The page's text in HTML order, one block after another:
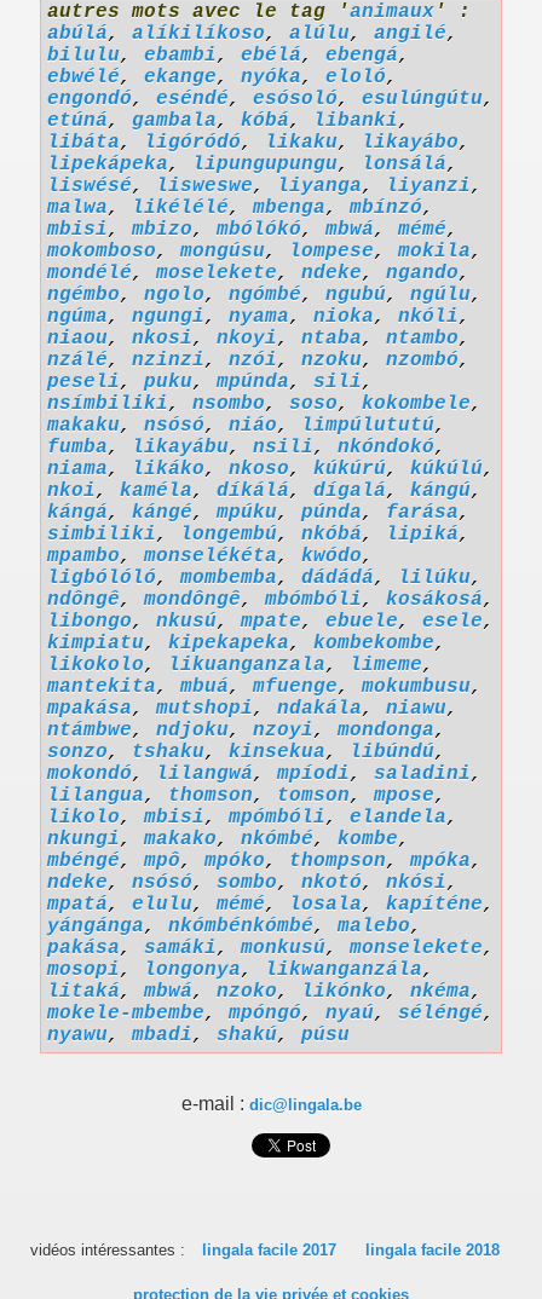
autres mots avec le tag 'animaux ' :
abúlá, alíkilíkoso, alúlu, angilé,
bilulu, ebambi, ebélá, ebengá,
ebwélé, ekange, nyóka, eloló,
engondó, eséndé, esósoló, esulúngútu,
etúná, gambala, kóbá, libanki,
libáta, ligóródó, likaku, likayábo,
lipekápeka, lipungupungu, lonsálá,
liswésé, lisweswe, liyanga, liyanzi,
malwa, likélélé,mbenga,mbínzó,
mbisi,mbizo,mbólókó,mbwá,mémé,
mokomboso,mongúsu, lompese,mokila,
mondélé,moselekete, ndeke, ngando,
ngémbo, ngolo, ngómbé, ngubú, ngúlu,
ngúma, ngungi, nyama, nioka, nkóli,
niaou, nkosi, nkoyi, ntaba, ntambo,
nzálé, nzinzi, nzói, nzoku, nzombó,
peseli, puku,mpúnda, sili,
nsímbiliki, nsombo, soso, kokombele,
makaku, nsósó, niáo, limpúlututú,
fumba, likayábu, nsili, nkóndokó,
niama, likáko, nkoso, kúkúrú, kúkúlú,
nkoi, kaméla, díkálá, dígalá, kángú,
kángá, kángé,mpúku, púnda, farása,
simbiliki, longembú, nkóbá, lipiká,
mpambo,monselékéta, kwódo,
ligbólóló,mombemba, dádádá, lilúku,
ndôngê,mondôngê,mbómbóli, kosákosá,
libongo, nkusú,mpate, ebuele, esele,
kimpiatu, kipekapeka, kombekombe,
likokolo, likuanganzala, limeme,
mantekita,mbuá,mfuenge,mokumbusu,
mpakása,mutshopi, ndakála, niawu,
ntámbwe, ndjoku, nzoyi,mondonga,
sonzo, tshaku, kinsekua, libúndú,
mokondó, lilangwá,mpíodi, saladini,
lilangua, thomson, tomson,mpose,
likolo,mbisi,mpómbóli, elandela,
nkungi,makako, nkómbé, kombe,
mbéngé,mpô,mpóko, thompson,mpóka,
ndeke, nsósó, sombo, nkotó, nkósi,
mpatá, elulu,mémé, losala, kapíténe,
yángánga, nkómbénkómbé,malebo,
pakása, samáki,monkusú,monselekete,
mosopi, longonya, likwanganzála,
litaká,mbwá, nzoko, likónko, nkéma,
mokele-mbembe,mpóngó, nyaú, séléngé,
nyawu,mbadi, shakú, púsu
e-mail : dic@lingala.be
vidéos intéressantes : lingala facile 2017 lingala facile 2018
protection de la vie privée et cookies